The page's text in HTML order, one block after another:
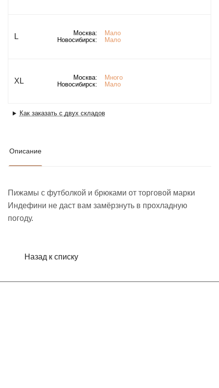
L Москва:
Мало
Новосибирск:
Мало
XL Москва:
Много
Новосибирск:
Мало
Как заказать с двух складов
Описание
Пижамы с футболкой и брюками от торговой марки
Индефини не даст вам замёрзнуть в прохладную
погоду.
Назад к списку